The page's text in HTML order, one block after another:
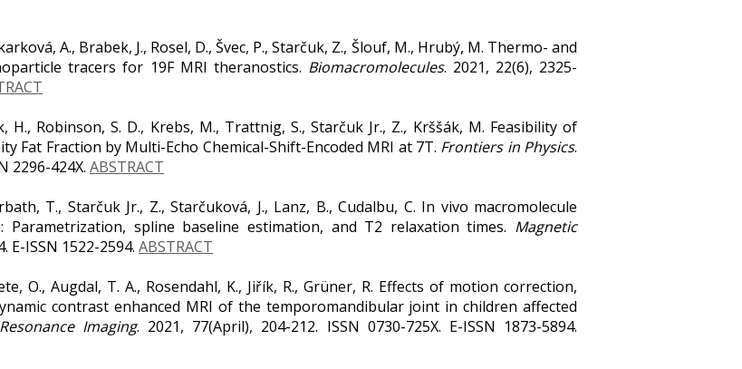
A., Brabek, J., Rosel, D., Švec, P., Starčuk, Z., Šlouf, M., Hrubý, M. Thermo- and
tracers for 19F MRI theranostics. Biomacromolecules. 2021, 22(6), 2325-
H., Robinson, S. D., Krebs, M., Trattnig, S., Starčuk Jr., Z., Krššák, M. Feasibility of
Fat Fraction by Multi-Echo Chemical-Shift-Encoded MRI at 7T. Frontiers in Physics.
2296-424X. ABSTRACT
T., Starčuk Jr., Z., Starčuková, J., Lanz, B., Cudalbu, C. In vivo macromolecule
spline baseline estimation, and T2 relaxation times. Magnetic
E-ISSN 1522-2594. ABSTRACT
O., Augdal, T. A., Rosendahl, K., Jiřík, R., Grüner, R. Effects of motion correction,
contrast enhanced MRI of the temporomandibular joint in children affected
Imaging. 2021, 77(April), 204-212. ISSN 0730-725X. E-ISSN 1873-5894.